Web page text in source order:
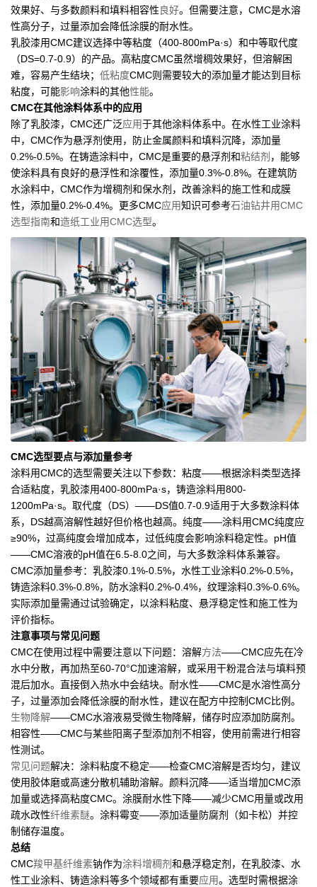
效果好、与多数颜料和填料相容性良好。但需要注意，CMC是水溶
性高分子，过量添加会降低涂膜的耐水性。
乳胶漆用CMC建议选择中等粘度（400-800mPa·s）和中等取代度
（DS=0.7-0.9）的产品。高粘度CMC虽然增稠效果好，但溶解困
难，容易产生结块； 低粘度CMC则需要较大的添加量才能达到目标
粘度，可能影响涂料的其他性能。
CMC在其他涂料体系中的应用
除了乳胶漆，CMC还广泛应用于其他涂料体系中。在水性工业涂料
中，CMC作为悬浮剂使用，防止金属颜料和填料沉降，添加量
0.2%-0.5%。在铸造涂料中，CMC是重要的悬浮剂和粘结剂 ，能够
使涂料具有良好的悬浮性和涂覆性，添加量0.3%-0.8%。在建筑防
水涂料中，CMC作为增稠剂和保水剂，改善涂料的施工性和成膜
性，添加量0.2%-0.4%。更多CMC应用知识可参考石油钻井用CMC
选型指南和造纸工业用CMC选型。
CMC选型要点与添加量参考
涂料用CMC的选型需要关注以下参数：粘度——根据涂料类型选择
合适粘度，乳胶漆用400-800mPa·s，铸造涂料用800-
1200mPa·s。取代度（DS）——DS值0.7-0.9适用于大多数涂料体
系，DS越高溶解性越好但价格也越高。纯度——涂料用CMC纯度应
≥90%，过高纯度会增加成本，过低纯度会影响涂料稳定性。pH值
——CMC溶液的pH值在6.5-8.0之间，与大多数涂料体系兼容。
CMC添加量参考：乳胶漆0.1%-0.5%，水性工业涂料0.2%-0.5%，
铸造涂料0.3%-0.8%，防水涂料0.2%-0.4%，纹理涂料0.3%-0.6%。
实际添加量需通过试验确定，以涂料粘度、悬浮稳定性和施工性为
评价指标。
注意事项与常见问题
CMC在使用过程中需要注意以下问题：溶解方法——CMC应先在冷
水中分散，再加热至60-70°C加速溶解，或采用干粉混合法与填料预
混后加水。直接倒入热水中会结块。耐水性——CMC是水溶性高分
子，过量添加会降低涂膜的耐水性，建议在配方中控制CMC比例。
生物降解——CMC水溶液易受微生物降解，储存时应添加防腐剂。
相容性——CMC与某些阳离子型添加剂不相容，使用前需进行相容
性测试。
常见问题解决：涂料粘度不稳定——检查CMC溶解是否均匀，建议
使用胶体磨或高速分散机辅助溶解。颜料沉降——适当增加CMC添
加量或选择高粘度CMC。涂膜耐水性下降——减少CMC用量或改用
疏水改性纤维素醚。涂料霉变——添加适量防腐剂（如卡松）并控
制储存温度。
总结
CMC羧甲基纤维素钠作为涂料增稠剂和悬浮稳定剂，在乳胶漆、水
性工业涂料、铸造涂料等多个领域都有重要应用。选型时需根据涂